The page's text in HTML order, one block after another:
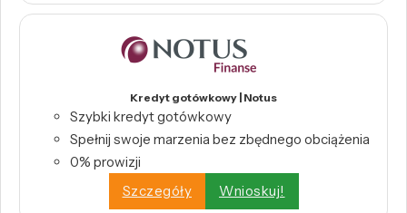
Kredyt gotówkowy | Notus
Szybki kredyt gotówkowy
Spełnij swoje marzenia bez zbędnego obciążenia
0% prowizji
Szczegóły
Wnioskuj!